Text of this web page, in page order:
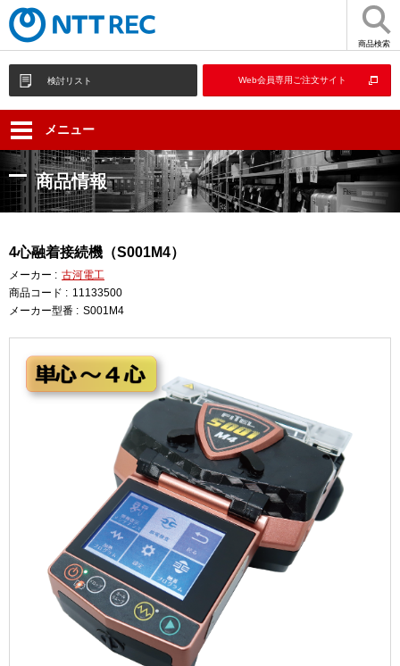
商品検索
検討リスト Web会員専用ご注文サイト
メニュー
商品情報
4心融着接続機（S001M4）
メーカー : 古河電工
商品コード : 11133500
メーカー型番 : S001M4